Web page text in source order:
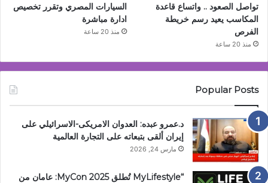
تواصل الصعود .. واتساع قاعدة
المكاسب يعيد رسم خريطة
الفرص
منذ 20 ساعة
السيارات المصري وتقرر تخصيص
ادارة مباشرة
منذ 20 ساعة
Popular Posts
د.عمرو عبده: العدوان الامريكى-الاسرائيلي على
إيران ألقى بتبعاته على التجارة العالمية
مارس 24, 2026
“MyLifestyle تُطلق MyCon 2025: عامان من